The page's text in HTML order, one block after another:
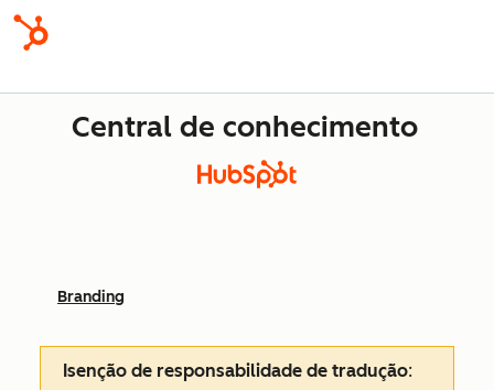
Central de conhecimento
Branding
Isenção de responsabilidade de tradução: